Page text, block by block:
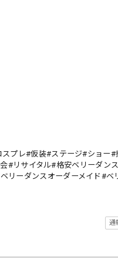
プレ#仮装#ステージ#ショー#
#リサイタル#格安ベリーダン
リーダンスオーダーメイド#ベ
通